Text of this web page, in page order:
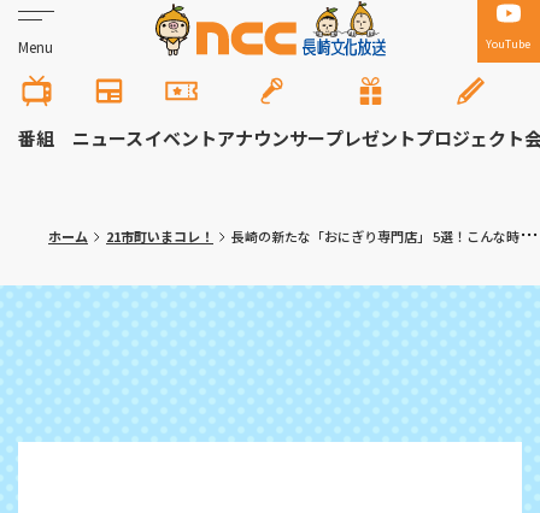
Menu YouTube
番組 ニュースイベントアナウンサープレゼントプロジェクト
ホーム 21市町いまコレ！ 長崎の新たな「おにぎり専門店」 5選！こんな時だから美味しいごはんが食べたい！